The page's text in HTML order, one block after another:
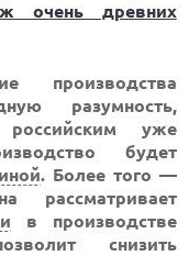
очень древних
производства
разумность,
российским уже
будет
. Более того —
рассматривает
в производстве
снизить